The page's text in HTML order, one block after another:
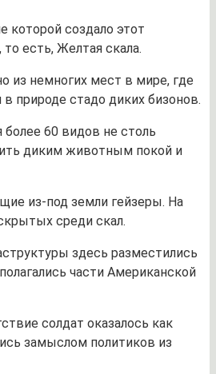
которой создало этот
есть, Желтая скала.
из немногих мест в мире, где
природе стадо диких бизонов.
60 видов не столь
диким животным покой и
из-под земли гейзеры. На
среди скал.
здесь разместились
части Американской
солдат оказалось как
замыслом политиков из